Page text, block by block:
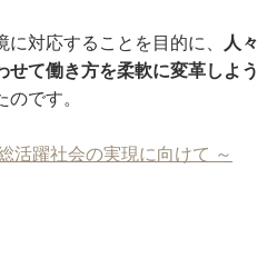
対応することを目的に、
人々
せて働き方を柔軟に変革しよう
のです。
活躍社会の実現に向けて ～